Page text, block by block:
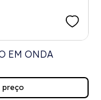
EM ONDA
preço